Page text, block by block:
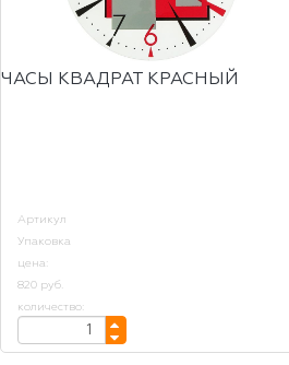
ЧАСЫ КВАДРАТ КРАСНЫЙ
Артикул
Упаковка
цена:
820 руб.
количество: